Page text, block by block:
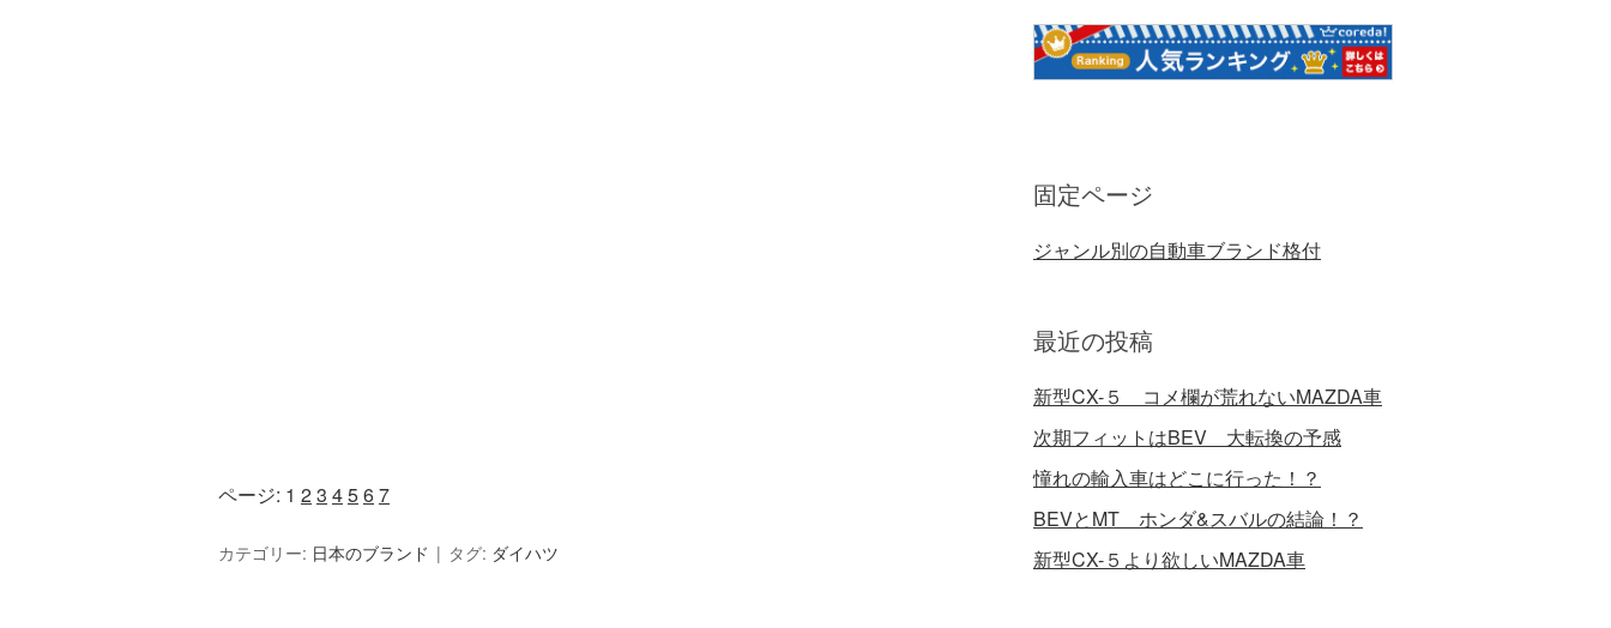
ページ: 1 23 4567
カテゴリー: 日本のブランド タグ: ダイハツ
固定ページ
ジャンル別の自動車ブランド格付
最近の投稿
新型CX-５ コメ欄が荒れないMAZDA車
次期フィットはBEV 大転換の予感
憧れの輸入車はどこに行った！？
BEVとMT ホンダ&スバルの結論！？
新型CX-５より欲しいMAZDA車